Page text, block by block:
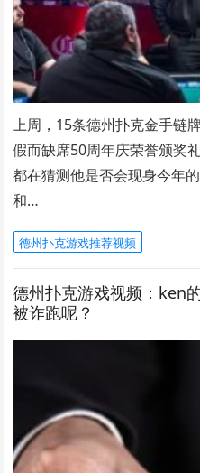
上周，15条德州扑克金手链
假而缺席50周年庆荣誉颁奖
都在猜测他是否会现身今年
和…
德州扑克游戏推荐视频
德州扑克游戏视频：ken
被诈跑呢？